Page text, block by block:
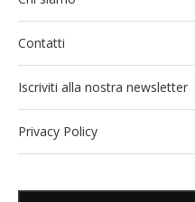
Contatti
Iscriviti alla nostra newsletter
Privacy Policy